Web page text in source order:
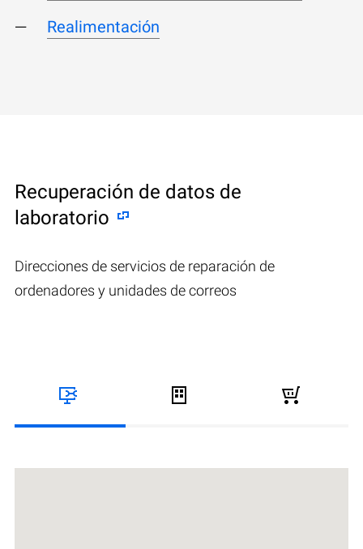
Realimentación
Recuperación de datos de
laboratorio
Direcciones de servicios de reparación de
ordenadores y unidades de correos